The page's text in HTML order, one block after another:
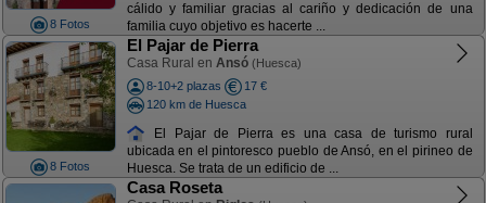
8 Fotos
cálido y familiar gracias al cariño y dedicación de una
familia cuyo objetivo es hacerte ...
8 Fotos
El Pajar de Pierra
Casa Rural en Ansó (Huesca)
8-10+2 plazas
17 €
120 km de Huesca
El Pajar de Pierra es una casa de turismo rural
ubicada en el pintoresco pueblo de Ansó, en el pirineo de
Huesca. Se trata de un edificio de ...
Casa Roseta